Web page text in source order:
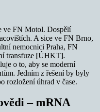
ve FN Motol. Dospělí
A sice ve FN Brno,
nemocnici Praha, FN
transfuze [ÚHKT].
o to, aby se moderní
Jedním z řešení by byly
rozložení úhrad v čase.
– mRNA